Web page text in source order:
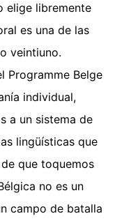
elige libremente
es una de las
veintiuno.
Programme Belge
individual,
a un sistema de
lingüísticas que
que toquemos
no es un
campo de batalla